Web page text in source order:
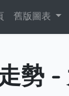
舊版圖表
勢